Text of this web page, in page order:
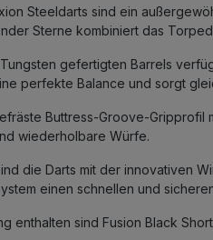
Steeldarts sind ein
Sterne kombiniert das
gefertigten Barrels
perfekte Balance und sorgt
Buttress-Groove-Gripprofil
wiederholbare Würfe.
die Darts mit der innovativen
einen schnellen und
enthalten sind Fusion Black